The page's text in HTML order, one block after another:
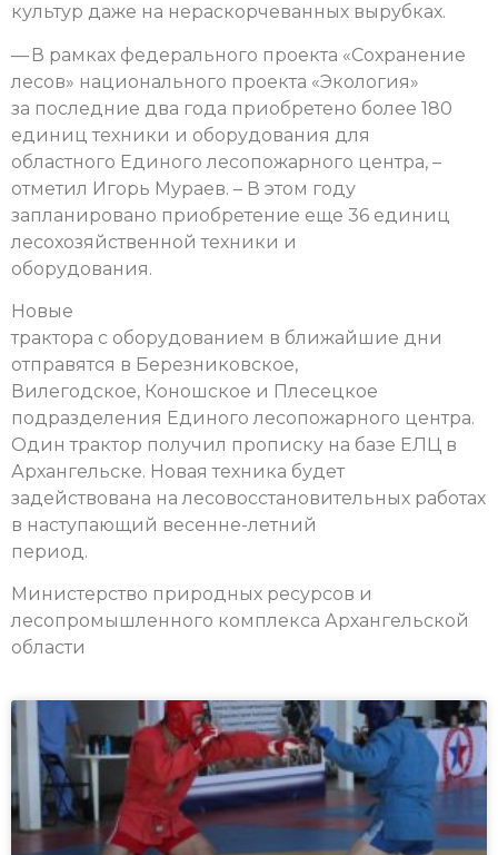
культур даже на нераскорчеванных вырубках.
— В рамках федерального проекта «Сохранение
лесов» национального проекта «Экология»
за последние два года приобретено более 180
единиц техники и оборудования для
областного Единого лесопожарного центра, –
отметил Игорь Мураев. – В этом году
запланировано приобретение еще 36 единиц
лесохозяйственной техники и
оборудования.
Новые
трактора с оборудованием в ближайшие дни
отправятся в Березниковское,
Вилегодское, Коношское и Плесецкое
подразделения Единого лесопожарного центра.
Один трактор получил прописку на базе ЕЛЦ в
Архангельске. Новая техника будет
задействована на лесовосстановительных работах
в наступающий весенне-летний
период.
Министерство природных ресурсов и
лесопромышленного комплекса Архангельской
области